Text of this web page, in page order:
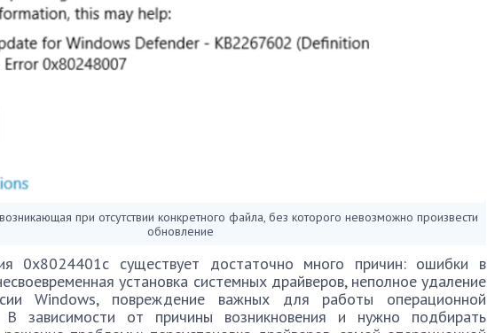
при отсутствии конкретного файла, без которого невозможно произвести
обновление
0x8024401с существует достаточно много причин: ошибки в
установка системных драйверов, неполное удаление
Windows, повреждение важных для работы операционной
В зависимости от причины возникновения и нужно подбирать